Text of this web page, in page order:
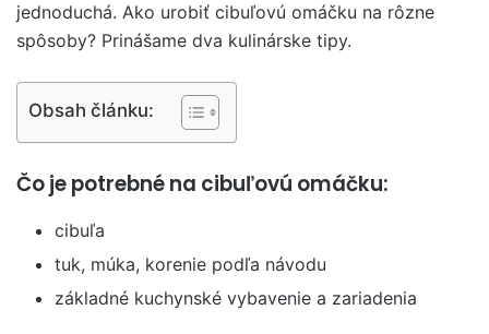
jednoduchá. Ako urobiť cibuľovú omáčku na rôzne
spôsoby? Prinášame dva kulinárske tipy.
Obsah článku:
Čo je potrebné na cibuľovú omáčku:
cibuľa
tuk, múka, korenie podľa návodu
základné kuchynské vybavenie a zariadenia